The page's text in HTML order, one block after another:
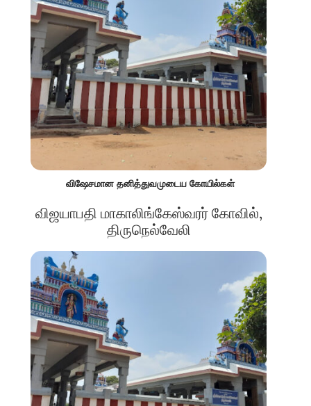
விஷேசமான தனித்துவமுடைய கோயில்கள்
விஜயாபதி மாகாலிங்கேஸ்வரர் கோவில்,
திருநெல்வேலி